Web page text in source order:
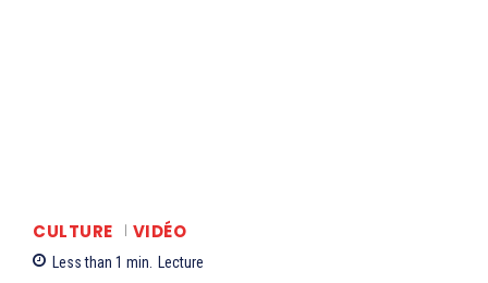
CULTURE VIDÉO
Less than 1 min. Lecture